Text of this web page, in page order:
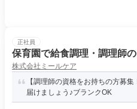
正社員
保育園で給食調理・調理師
株式会社ミールケア
【調理師の資格をお持ちの方募
届けましょう♪ブランクOK